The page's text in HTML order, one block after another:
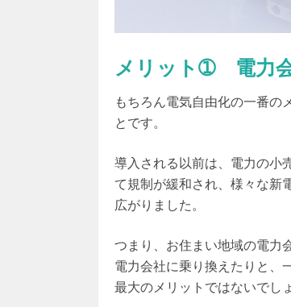
メリット➀ 電力会
もちろん電気自由化の一番の
とです。
導入される以前は、電力の小
て規制が緩和され、様々な新
広がりました。
つまり、お住まい地域の電力
電力会社に乗り換えたりと、
最大のメリットではないでし